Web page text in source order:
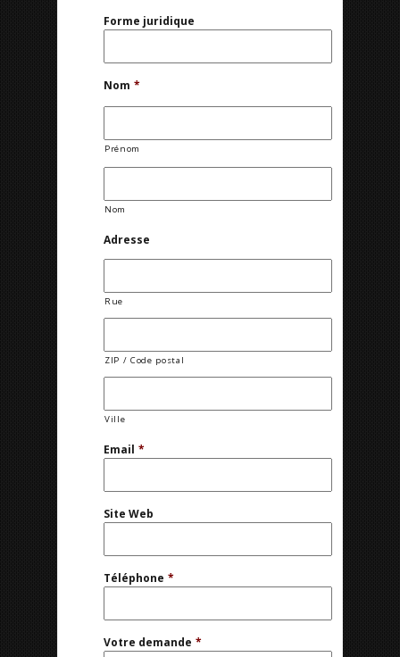
Forme juridique
Nom *
Prénom
Nom
Adresse
Rue
ZIP / Code postal
Ville
Email *
Site Web
Téléphone *
Votre demande *